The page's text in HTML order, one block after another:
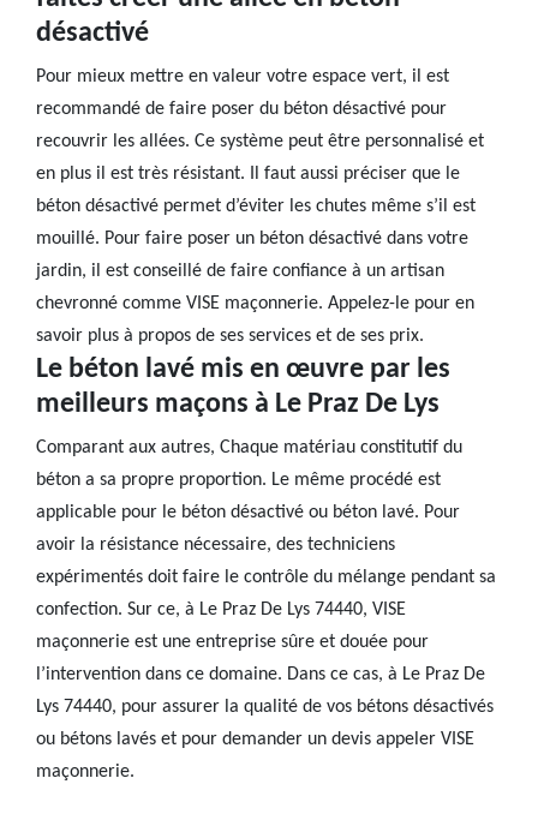
désactivé
Pour mieux mettre en valeur votre espace vert, il est
recommandé de faire poser du béton désactivé pour
recouvrir les allées. Ce système peut être personnalisé et
en plus il est très résistant. Il faut aussi préciser que le
béton désactivé permet d’éviter les chutes même s’il est
mouillé. Pour faire poser un béton désactivé dans votre
jardin, il est conseillé de faire confiance à un artisan
chevronné comme VISE maçonnerie. Appelez-le pour en
savoir plus à propos de ses services et de ses prix.
Le béton lavé mis en œuvre par les
meilleurs maçons à Le Praz De Lys
Comparant aux autres, Chaque matériau constitutif du
béton a sa propre proportion. Le même procédé est
applicable pour le béton désactivé ou béton lavé. Pour
avoir la résistance nécessaire, des techniciens
expérimentés doit faire le contrôle du mélange pendant sa
confection. Sur ce, à Le Praz De Lys 74440, VISE
maçonnerie est une entreprise sûre et douée pour
l’intervention dans ce domaine. Dans ce cas, à Le Praz De
Lys 74440, pour assurer la qualité de vos bétons désactivés
ou bétons lavés et pour demander un devis appeler VISE
maçonnerie.